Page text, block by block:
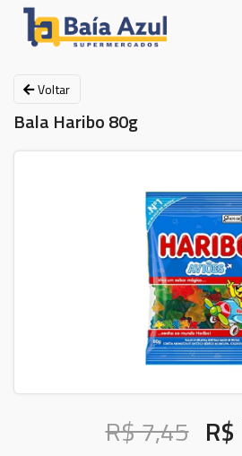
Voltar
Bala Haribo 80g
R$ 7,45 R$